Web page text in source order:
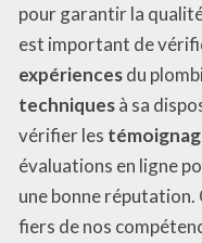
pour garantir la
est important de
expériencesdu
techniquesà sa
vérifier les
évaluations en ligne
une bonne réputation.
fiers de nos